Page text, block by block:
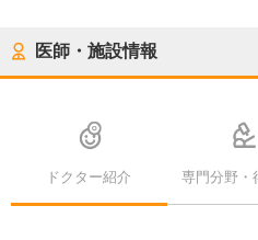
医師・施設情報
ドクター紹介 専門分野・